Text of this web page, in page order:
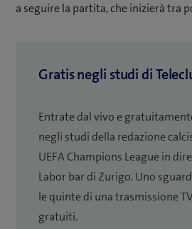
a seguire la partita, che inizierà tra
Gratis negli studi di
Entrate dal vivo e
negli studi della redazione
UEFA Champions League in
Labor bar di Zurigo. Uno
le quinte di una trasmissione
gratuiti.